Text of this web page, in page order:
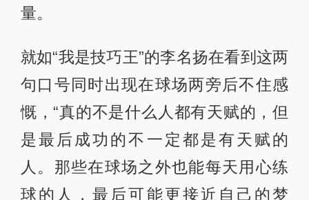
量。
就如“我是技巧王”的李名扬在看到这两
句口号同时出现在球场两旁后不住感
慨，“真的不是什么人都有天赋的，但
是最后成功的不一定都是有天赋的
人。那些在球场之外也能每天用心练
球的人，最后可能更接近自己的梦